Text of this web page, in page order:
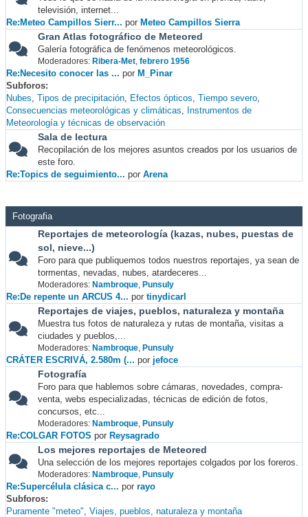
televisión, internet...
Re:Meteo Campillos Sierr... por Meteo Campillos Sierra
Gran Atlas fotográfico de Meteored
Galería fotográfica de fenómenos meteorológicos.
Moderadores: Ribera-Met, febrero 1956
Re:Necesito conocer las ... por M_Pinar
Subforos
Nubes Tipos de precipitación Efectos ópticos Tiempo severo
Consecuencias meteorológicas y climáticas
Instrumentos de
Meteorología y técnicas de observación
Sala de lectura
Recopilación de los mejores asuntos creados por los usuarios de
este foro.
Re:Topics de seguimiento... por Arena
Fotografia
Reportajes de meteorología (kazas, nubes, puestas de
sol, nieve...)
Foro para que publiquemos todos nuestros reportajes, ya sean de
tormentas, nevadas, nubes, atardeceres...
Moderadores: Nambroque, Punsuly
Re:De repente un ARCUS 4... por tinydicarl
Reportajes de viajes, pueblos, naturaleza y montaña
Muestra tus fotos de naturaleza y rutas de montaña, visitas a
ciudades y pueblos,...
Moderadores: Nambroque, Punsuly
CRÁTER ESCRIVÁ, 2.580m (... por jefoce
Fotografía
Foro para que hablemos sobre cámaras, novedades, compra-
venta, webs especializadas, técnicas de edición de fotos,
concursos, etc...
Moderadores: Nambroque, Punsuly
Re:COLGAR FOTOS por Reysagrado
Los mejores reportajes de Meteored
Una selección de los mejores reportajes colgados por los foreros.
Moderadores: Nambroque, Punsuly
Re:Supercélula clásica c... por rayo
Subforos
Puramente "meteo" Viajes, pueblos, naturaleza y montaña